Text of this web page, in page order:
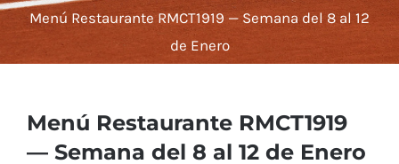
Menú Restaurante RMCT1919 — Semana del 8 al 12
de Enero
Menú Restaurante RMCT1919
— Semana del 8 al 12 de Enero